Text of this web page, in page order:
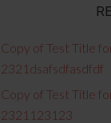
Copy of Test Title
2321dsafsdfasdfdf
Copy of Test Title
2321123123